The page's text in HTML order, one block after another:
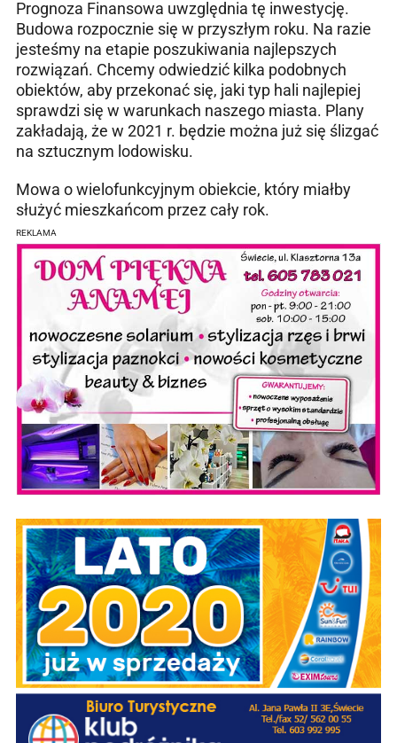
Prognoza Finansowa uwzględnia tę inwestycję.
Budowa rozpocznie się w przyszłym roku. Na razie
jesteśmy na etapie poszukiwania najlepszych
rozwiązań. Chcemy odwiedzić kilka podobnych
obiektów, aby przekonać się, jaki typ hali najlepiej
sprawdzi się w warunkach naszego miasta. Plany
zakładają, że w 2021 r. będzie można już się ślizgać
na sztucznym lodowisku.
Mowa o wielofunkcyjnym obiekcie, który miałby
służyć mieszkańcom przez cały rok.
REKLAMA